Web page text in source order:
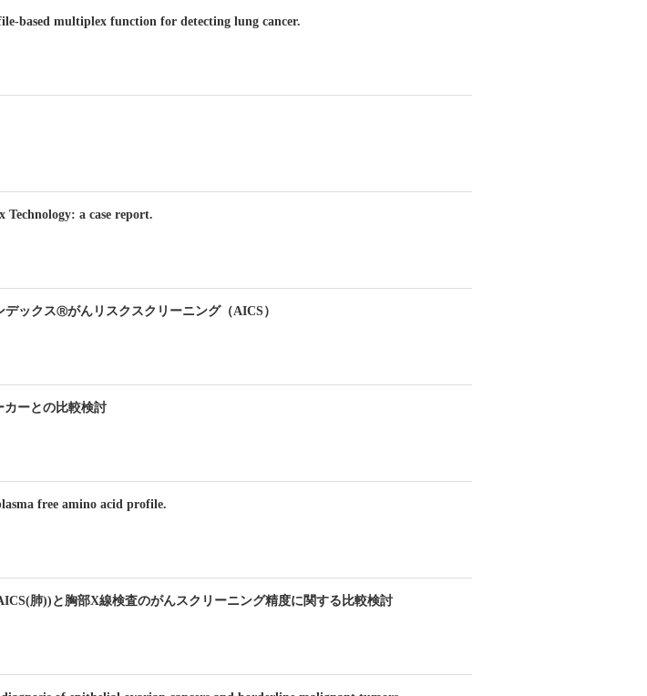
based multiplex function for detecting lung cancer.
a case report.
デックスⓇがんリスクスクリーニング（AICS）
ーとの比較検討
free amino acid profile.
肺))と胸部X線検査のがんスクリーニング精度に関する比較検討